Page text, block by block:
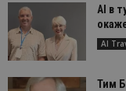
AI в
AI
Тим